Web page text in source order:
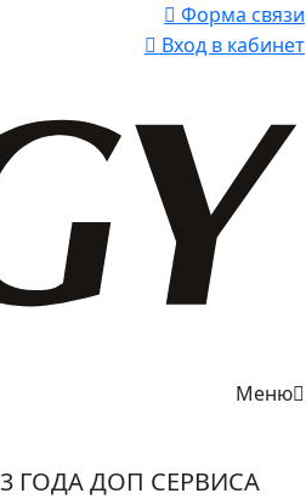
Форма связи
Вход в кабинет
Меню
3 ГОДА ДОП СЕРВИСА